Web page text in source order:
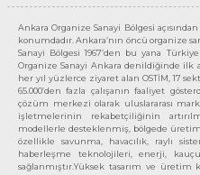
Ankara Organize Sanayi Bölgesi
konumdadır. Ankara’nın öncü organize
Sanayi Bölgesi 1967’den bu yana
Organize Sanayi Ankara denildiğinde ilk
her yıl yüzlerce ziyaret alan OSTİM, 17
65.000’den fazla çalışanın faaliyet
çözüm merkezi olarak uluslararası
işletmelerinin rekabetçiliğinin
modellerle desteklenmiş, bölgede
özellikle savunma, havacılık, raylı
haberleşme teknolojileri, enerji,
sağlanmıştır.Yüksek tasarım ve